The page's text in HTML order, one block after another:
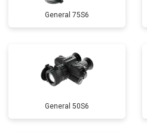
General 75S6
General 50S6